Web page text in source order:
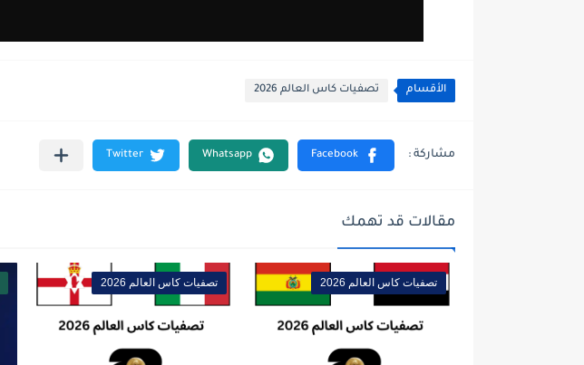
الأقسام تصفيات كاس العالم 2026
مقالات قد تهمك
تصفيات كاس العالم 2026 تصفيات كاس العالم 2026